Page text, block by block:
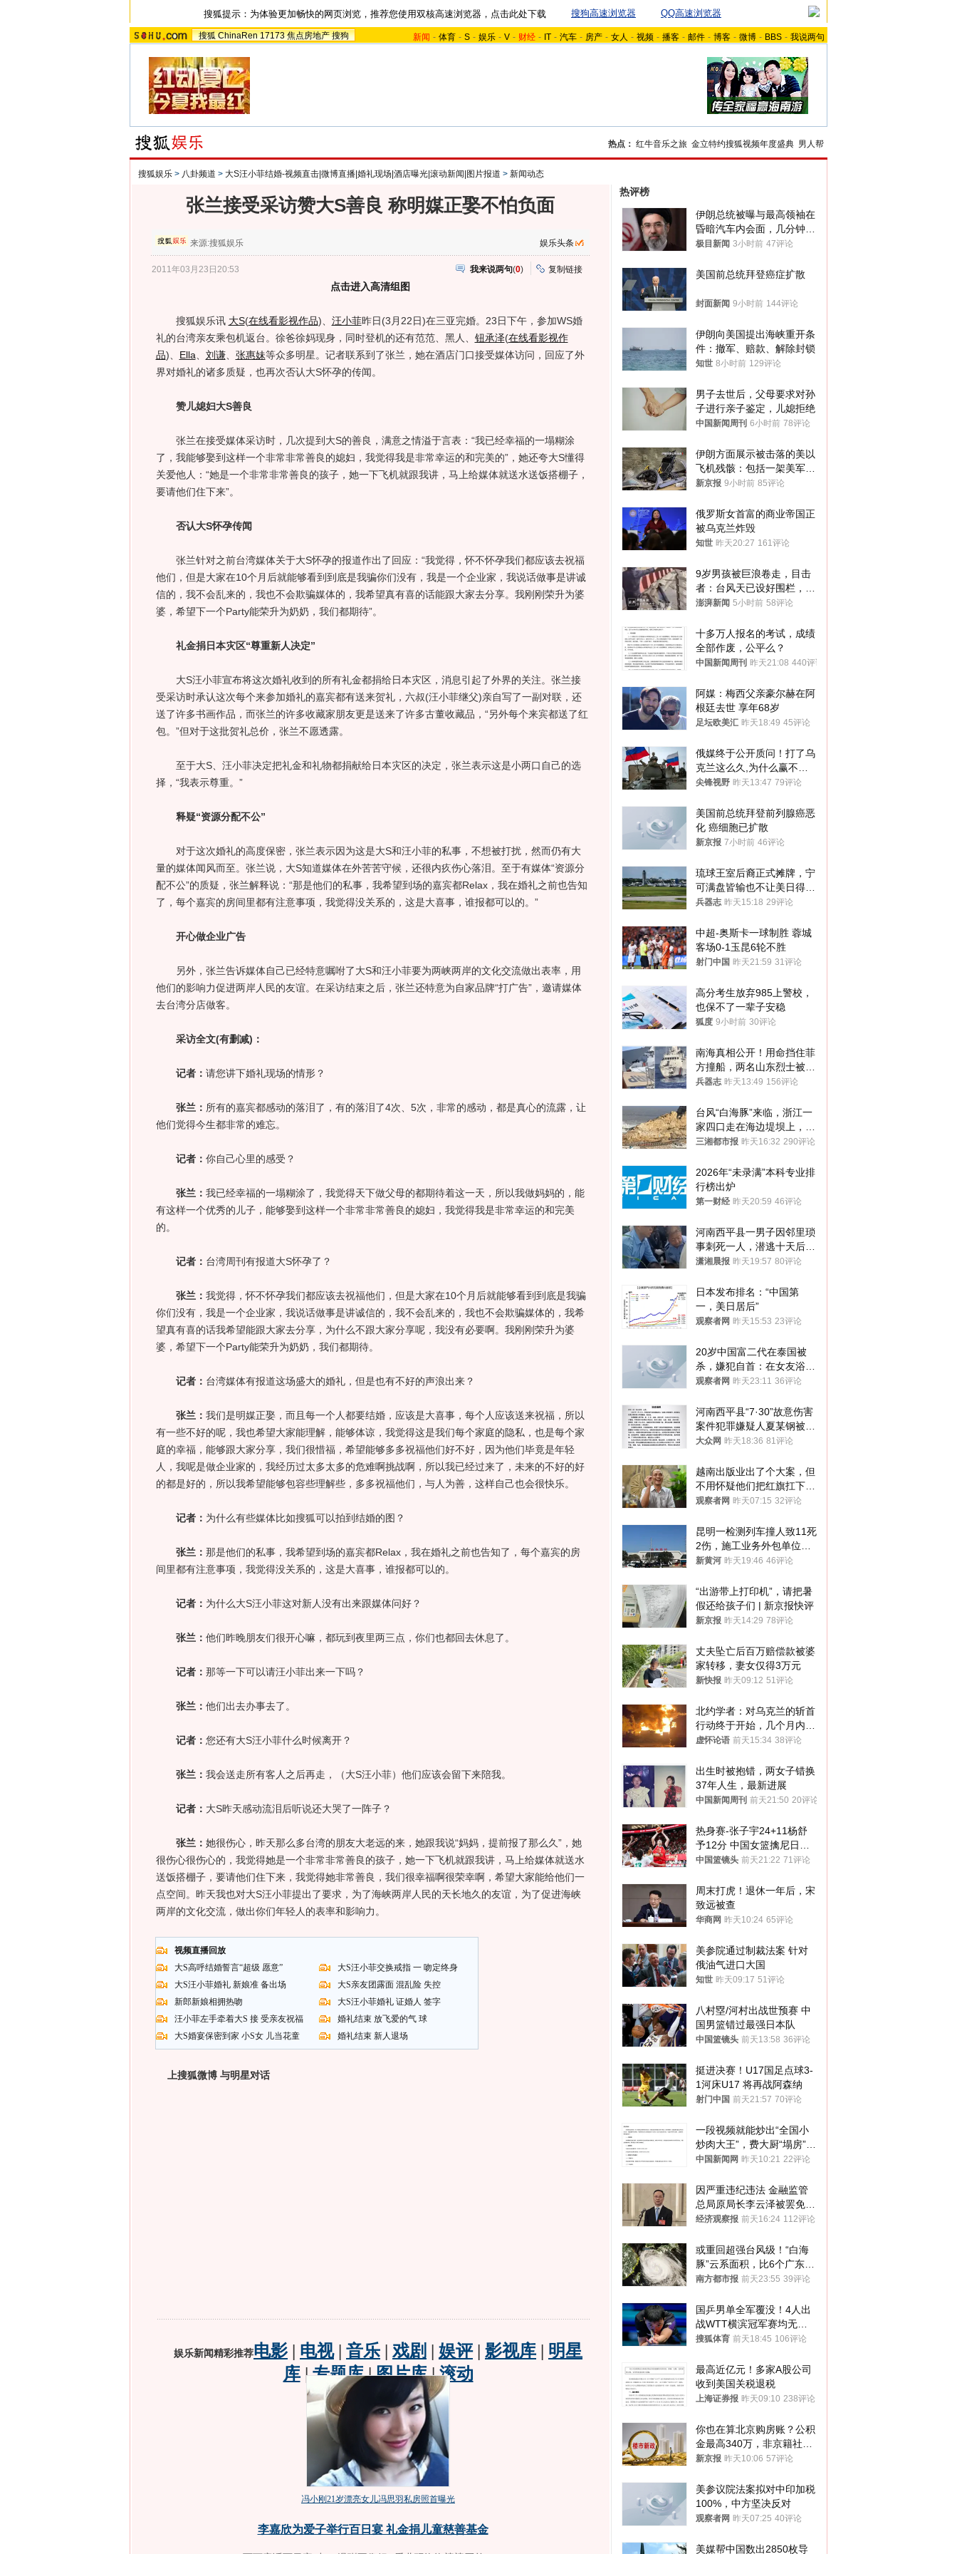
搜狐提示：为体验更加畅快的网页浏览，推荐您使用双核高速浏览器，点击此处下载 搜狗高速浏览器 QQ高速浏览器
搜狐 ChinaRen 17173 焦点房地产 搜狗 新闻 - 体育 - S - 娱乐 - V - 财经 - IT - 汽车 - 房产 - 女人 - 视频 - 播客 - 邮件 - 博客 - 微博 - BBS - 我说两句
热点： 红牛音乐之旅 金立特约搜狐视频年度盛典 男人帮
搜狐娱乐 > 八卦频道 > 大S汪小菲结婚-视频直击|微博直播|婚礼现场|酒店曝光|滚动新闻|图片报道 > 新闻动态
张兰接受采访赞大S善良 称明媒正娶不怕负面
来源:搜狐娱乐 娱乐头条
2011年03月23日20:53 我来说两句(0) 复制链接
点击进入高清组图
搜狐娱乐讯 大S(在线看影视作品) 汪小菲昨日(3月22日)在三亚完婚。23日下午，参加WS婚
礼的台湾亲友乘包机返台。徐爸徐妈现身，同时登机的还有范范、黑人、 钮承泽(在线看影视作
品) Ella 刘谦、 张惠妹等众多明星。记者联系到了张兰，她在酒店门口接受媒体访问，回应了外
界对婚礼的诸多质疑，也再次否认大S怀孕的传闻。
赞儿媳妇大S善良
张兰在接受媒体采访时，几次提到大S的善良，满意之情溢于言表：“我已经幸福的一塌糊涂
了，我能够娶到这样一个非常非常善良的媳妇，我觉得我是非常幸运的和完美的”，她还夸大S懂得
关爱他人：“她是一个非常非常善良的孩子，她一下飞机就跟我讲，马上给媒体就送水送饭搭棚子，
要请他们住下来”。
否认大S怀孕传闻
张兰针对之前台湾媒体关于大S怀孕的报道作出了回应：“我觉得，怀不怀孕我们都应该去祝福
他们，但是大家在10个月后就能够看到到底是我骗你们没有，我是一个企业家，我说话做事是讲诚
信的，我不会乱来的，我也不会欺骗媒体的，我希望真有喜的话能跟大家去分享。我刚刚荣升为婆
婆，希望下一个Party能荣升为奶奶，我们都期待”。
礼金捐日本灾区“尊重新人决定”
大S汪小菲宣布将这次婚礼收到的所有礼金都捐给日本灾区，消息引起了外界的关注。张兰接
受采访时承认这次每个来参加婚礼的嘉宾都有送来贺礼，六叔(汪小菲继父)亲自写了一副对联，还
送了许多书画作品，而张兰的许多收藏家朋友更是送来了许多古董收藏品，“另外每个来宾都送了红
包。”但对于这批贺礼总价，张兰不愿透露。
至于大S、汪小菲决定把礼金和礼物都捐献给日本灾区的决定，张兰表示这是小两口自己的选
择，“我表示尊重。”
释疑“资源分配不公”
对于这次婚礼的高度保密，张兰表示因为这是大S和汪小菲的私事，不想被打扰，然而仍有大
量的媒体闻风而至。张兰说，大S知道媒体在外苦苦守候，还很内疚伤心落泪。至于有媒体“资源分
配不公”的质疑，张兰解释说：“那是他们的私事，我希望到场的嘉宾都Relax，我在婚礼之前也告知
了，每个嘉宾的房间里都有注意事项，我觉得没关系的，这是大喜事，谁报都可以的。”
开心做企业广告
另外，张兰告诉媒体自己已经特意嘱咐了大S和汪小菲要为两峡两岸的文化交流做出表率，用
他们的影响力促进两岸人民的友谊。在采访结束之后，张兰还特意为自家品牌“打广告”，邀请媒体
去台湾分店做客。
采访全文(有删减)：
记者： 请您讲下婚礼现场的情形？
张兰： 所有的嘉宾都感动的落泪了，有的落泪了4次、5次，非常的感动，都是真心的流露，让
他们觉得今生都非常的难忘。
记者： 你自己心里的感受？
张兰： 我已经幸福的一塌糊涂了，我觉得天下做父母的都期待着这一天，所以我做妈妈的，能
有这样一个优秀的儿子，能够娶到这样一个非常非常善良的媳妇，我觉得我是非常幸运的和完美
的。
记者： 台湾周刊有报道大S怀孕了？
张兰： 我觉得，怀不怀孕我们都应该去祝福他们，但是大家在10个月后就能够看到到底是我骗
你们没有，我是一个企业家，我说话做事是讲诚信的，我不会乱来的，我也不会欺骗媒体的，我希
望真有喜的话我希望能跟大家去分享，为什么不跟大家分享呢，我没有必要啊。我刚刚荣升为婆
婆，希望下一个Party能荣升为奶奶，我们都期待。
记者： 台湾媒体有报道这场盛大的婚礼，但是也有不好的声浪出来？
张兰： 我们是明媒正娶，而且每一个人都要结婚，应该是大喜事，每个人应该送来祝福，所以
有一些不好的呢，我也希望大家能理解，能够体谅，我觉得这是我们每个家庭的隐私，也是每个家
庭的幸福，能够跟大家分享，我们很惜福，希望能够多多祝福他们好不好，因为他们毕竟是年轻
人，我呢是做企业家的，我经历过太多太多的危难啊挑战啊，所以我已经过来了，未来的不好的好
的都是好的，所以我希望能够包容些理解些，多多祝福他们，与人为善，这样自己也会很快乐。
记者： 为什么有些媒体比如搜狐可以拍到结婚的图？
张兰： 那是他们的私事，我希望到场的嘉宾都Relax，我在婚礼之前也告知了，每个嘉宾的房
间里都有注意事项，我觉得没关系的，这是大喜事，谁报都可以的。
记者： 为什么大S汪小菲这对新人没有出来跟媒体问好？
张兰： 他们昨晚朋友们很开心嘛，都玩到夜里两三点，你们也都回去休息了。
记者： 那等一下可以请汪小菲出来一下吗？
张兰： 他们出去办事去了。
记者： 您还有大S汪小菲什么时候离开？
张兰： 我会送走所有客人之后再走，（大S汪小菲）他们应该会留下来陪我。
记者： 大S昨天感动流泪后听说还大哭了一阵子？
张兰： 她很伤心，昨天那么多台湾的朋友大老远的来，她跟我说“妈妈，提前报了那么久”，她
很伤心很伤心的，我觉得她是一个非常非常善良的孩子，她一下飞机就跟我讲，马上给媒体就送水
送饭搭棚子，要请他们住下来，我觉得她非常善良，我们很幸福啊很荣幸啊，希望大家能给他们一
点空间。昨天我也对大S汪小菲提出了要求，为了海峡两岸人民的天长地久的友谊，为了促进海峡
两岸的文化交流，做出你们年轻人的表率和影响力。
视频直播回放
大S高呼结婚誓言“超级 愿意”
大S汪小菲交换戒指 一 吻定终身
大S汪小菲婚礼 新娘准 备出场
大S亲友团露面 混乱险 失控
新郎新娘相拥热吻
大S汪小菲婚礼 证婚人 签字
汪小菲左手牵着大S 接 受亲友祝福
婚礼结束 放飞爱的气 球
大S婚宴保密到家 小S女 儿当花童
婚礼结束 新人退场
上搜狐微博 与明星对话
热评榜
伊朗总统被曝与最高领袖在
昏暗汽车内会面，几分钟里
只能靠声音交谈难辨真假
极目新闻 3小时前 47评论
美国前总统拜登癌症扩散
封面新闻 9小时前 144评论
伊朗向美国提出海峡重开条
件：撤军、赔款、解除封锁
知世 8小时前 129评论
男子去世后，父母要求对孙
子进行亲子鉴定，儿媳拒绝
中国新闻周刊 6小时前 78评论
伊朗方面展示被击落的美以
飞机残骸：包括一架美军F-
15战斗机残骸以及多架无人
新京报 9小时前 85评论
俄罗斯女首富的商业帝国正
被乌克兰炸毁
知世 昨天20:27 161评论
9岁男孩被巨浪卷走，目击
者：台风天已设好围栏，一
家四口翻入时保安曾喊话劝
澎湃新闻 5小时前 58评论
十多万人报名的考试，成绩
全部作废，公平么？
中国新闻周刊 昨天21:08 440评论
阿媒：梅西父亲豪尔赫在阿
根廷去世 享年68岁
足坛欧美汇 昨天18:49 45评论
俄媒终于公开质问！打了乌
克兰这么久,为什么赢不了?
答案令人沉默
尖锋视野 昨天13:47 79评论
美国前总统拜登前列腺癌恶
化 癌细胞已扩散
新京报 7小时前 46评论
琉球王室后裔正式摊牌，宁
可满盘皆输也不让美日得
逞，中国成关键
兵器志 昨天15:18 29评论
中超-奥斯卡一球制胜 蓉城
客场0-1玉昆6轮不胜
射门中国 昨天21:59 31评论
高分考生放弃985上警校，
也保不了一辈子安稳
狐度 9小时前 30评论
南海真相公开！用命挡住菲
方撞船，两名山东烈士被授
武警最高荣誉
兵器志 昨天13:49 156评论
台风“白海豚”来临，浙江一
家四口走在海边堤坝上，其
中9岁男孩被巨浪卷入海
三湘都市报 昨天16:32 290评论
2026年“未录满”本科专业排
行榜出炉
第一财经 昨天20:59 46评论
河南西平县一男子因邻里琐
事刺死一人，潜逃十天后在
十多公里外一片玉米地里落
潇湘晨报 昨天19:57 80评论
日本发布排名：“中国第
一，美日居后”
观察者网 昨天15:53 23评论
20岁中国富二代在泰国被
杀，嫌犯自首：在女友浴室
看到他
观察者网 昨天23:11 36评论
河南西平县“7·30”故意伤害
案件犯罪嫌疑人夏某钢被抓
获
大众网 昨天18:36 81评论
越南出版业出了个大案，但
不用怀疑他们把红旗扛下去
的决心
观察者网 昨天07:15 32评论
昆明一检测列车撞人致11死
2伤，施工业务外包单位被
罚1.5万元，国铁昆明局被
新黄河 昨天19:46 46评论
“出游带上打印机”，请把暑
假还给孩子们 | 新京报快评
新京报 昨天14:29 78评论
丈夫坠亡后百万赔偿款被婆
家转移，妻女仅得3万元
新快报 昨天09:12 51评论
北约学者：对乌克兰的斩首
行动终于开始，几个月内乌
将投降
虚怀论语 前天15:34 38评论
出生时被抱错，两女子错换
37年人生，最新进展
中国新闻周刊 前天21:50 20评论
热身赛-张子宇24+11杨舒
予12分 中国女篮擒尼日利
亚
中国篮镜头 前天21:22 71评论
周末打虎！退休一年后，宋
致远被查
华商网 昨天10:24 65评论
美参院通过制裁法案 针对
俄油气进口大国
知世 昨天09:17 51评论
八村塁/河村出战世预赛 中
国男篮错过最强日本队
中国篮镜头 前天13:58 36评论
挺进决赛！U17国足点球3-
1河床U17 将再战阿森纳
射门中国 前天21:57 70评论
一段视频就能炒出“全国小
炒肉大王”，费大厨“塌房”了
吗？
中国新闻网 昨天10:21 22评论
因严重违纪违法 金融监管
总局原局长李云泽被罢免全
国人大代表
经济观察报 前天16:24 112评论
或重回超强台风级！“白海
豚”云系面积，比6个广东还
大！深圳官方：注意这件事
南方都市报 前天23:55 39评论
国乒男单全军覆没！4人出
战WTT横滨冠军赛均无缘
八强
搜狐体育 前天18:45 106评论
最高近亿元！多家A股公司
收到美国关税退税
上海证券报 昨天09:10 238评论
你也在算北京购房账？公积
金最高340万，非京籍社保
1年
新京报 昨天10:06 57评论
美参议院法案拟对中印加税
100%，中方坚决反对
观察者网 昨天07:25 40评论
美媒帮中国数出2850枚导